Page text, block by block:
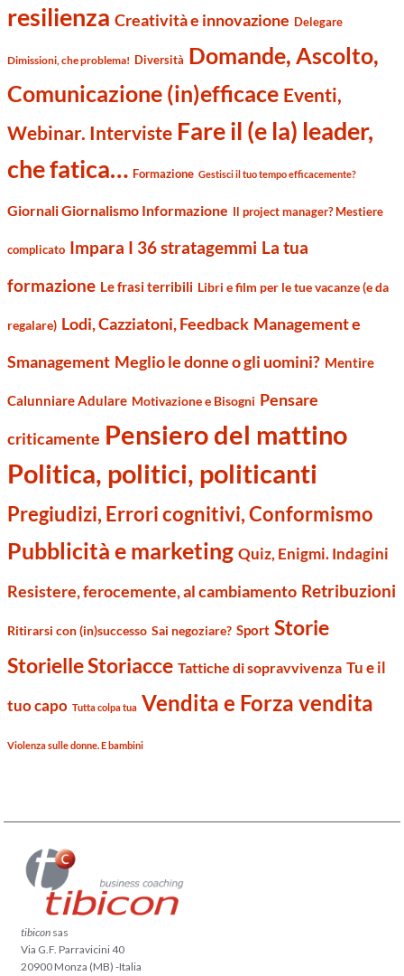
resilienza Creatività e innovazione Delegare
Dimissioni, che problema! Diversità Domande, Ascolto,
Comunicazione (in)efficace Eventi,
Webinar. Interviste Fare il (e la) leader,
che fatica… Formazione Gestisci il tuo tempo efficacemente?
Giornali Giornalismo Informazione Il project manager? Mestiere
complicato Impara I 36 stratagemmi La tua
formazione Le frasi terribili Libri e film per le tue vacanze (e da
regalare) Lodi, Cazziatoni, Feedback Management e
Smanagement Meglio le donne o gli uomini? Mentire
Calunniare Adulare Motivazione e Bisogni Pensare
criticamente Pensiero del mattino
Politica, politici, politicanti
Pregiudizi, Errori cognitivi, Conformismo
Pubblicità e marketing Quiz, Enigmi. Indagini
Resistere, ferocemente, al cambiamento Retribuzioni
Ritirarsi con (in)successo Sai negoziare? Sport Storie
Storielle Storiacce Tattiche di sopravvivenza Tu e il
tuo capo Tutta colpa tua Vendita e Forza vendita
Violenza sulle donne. E bambini
tibicon sas
Via G.F. Parravicini 40
20900 Monza (MB) -Italia